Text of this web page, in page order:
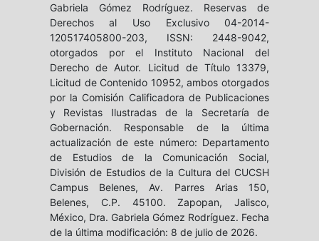
Gabriela Gómez Rodríguez. Reservas de
Derechos al Uso Exclusivo 04-2014-
120517405800-203, ISSN: 2448-9042,
otorgados por el Instituto Nacional del
Derecho de Autor. Licitud de Título 13379,
Licitud de Contenido 10952, ambos otorgados
por la Comisión Calificadora de Publicaciones
y Revistas Ilustradas de la Secretaría de
Gobernación. Responsable de la última
actualización de este número: Departamento
de Estudios de la Comunicación Social,
División de Estudios de la Cultura del CUCSH
Campus Belenes, Av. Parres Arias 150,
Belenes, C.P. 45100. Zapopan, Jalisco,
México, Dra. Gabriela Gómez Rodríguez. Fecha
de la última modificación: 8 de julio de 2026.